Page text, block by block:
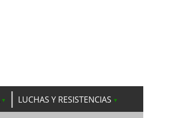
LUCHAS Y RESISTENCIAS